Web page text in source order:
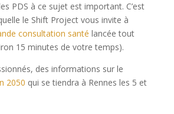
PDS à ce sujet est important. C’est
le Shift Project vous invite à
consultation santé lancée tout
15 minutes de votre temps).
des informations sur le
2050 qui se tiendra à Rennes les 5 et